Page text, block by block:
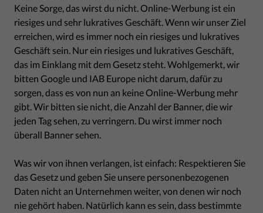
Keine Sorge, das wirst du nicht. Online-Werbung ist ein
riesiges und sehr lukratives Geschäft. Wenn wir unser Ziel
erreichen, wird es immer noch ein riesiges und lukratives
Geschäft sein. Nur ein riesiges und lukratives Geschäft,
das im Einklang mit dem Gesetz steht. Wohlgemerkt, wir
bitten Google und IAB Europe nicht darum, dafür zu
sorgen, dass es von nun an keine Online-Werbung mehr
gibt. Wir bitten sie nicht, die Anzahl der Banner, die wir
jeden Tag sehen, zu verringern. Du wirst immer noch
überall Banner sehen.
Was wir von ihnen verlangen, ist einfach: Respektieren Sie
das Gesetz und geben Sie unsere personenbezogenen
Daten nicht an Unternehmen weiter, von denen wir noch
nie gehört haben. Natürlich kann es sein, dass bestimmte